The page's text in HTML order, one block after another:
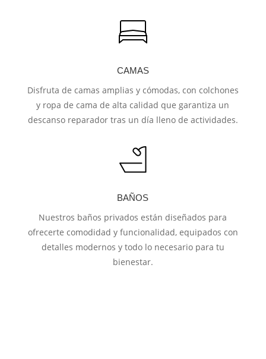
CAMAS
Disfruta de camas amplias y cómodas, con colchones
y ropa de cama de alta calidad que garantiza un
descanso reparador tras un día lleno de actividades.
BAÑOS
Nuestros baños privados están diseñados para
ofrecerte comodidad y funcionalidad, equipados con
detalles modernos y todo lo necesario para tu
bienestar.